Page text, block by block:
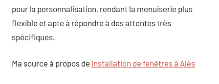
pour la personnalisation, rendant la menuiserie plus
flexible et apte à répondre à des attentes très
spécifiques.
Ma source à propos de Installation de fenêtres à Alès